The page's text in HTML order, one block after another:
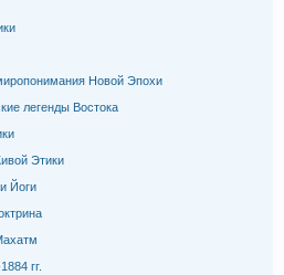
Новой Эпохи
легенды Востока
Этики
Йоги
гг.